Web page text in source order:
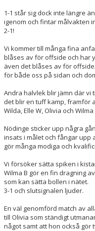
1-1 står sig dock inte längre
igenom och fintar målvakten
2-1!
Vi kommer till många fina
blåses av för offside och har
även det blåses av för
för både oss på sidan och
Andra halvlek blir jämn där vi
det blir en tuff kamp, framför
Wilda, Elle W, Olivia och
Nödinge sticker upp några
insats i målet och fångar upp
gör många modiga och
Vi försöker sätta spiken i
Wilma B gör en fin dragning
som kan sätta bollen i nätet.
3-1 och slutsignalen ljuder.
En väl genomförd match av
till Olivia som ständigt
något samt att hon också gör